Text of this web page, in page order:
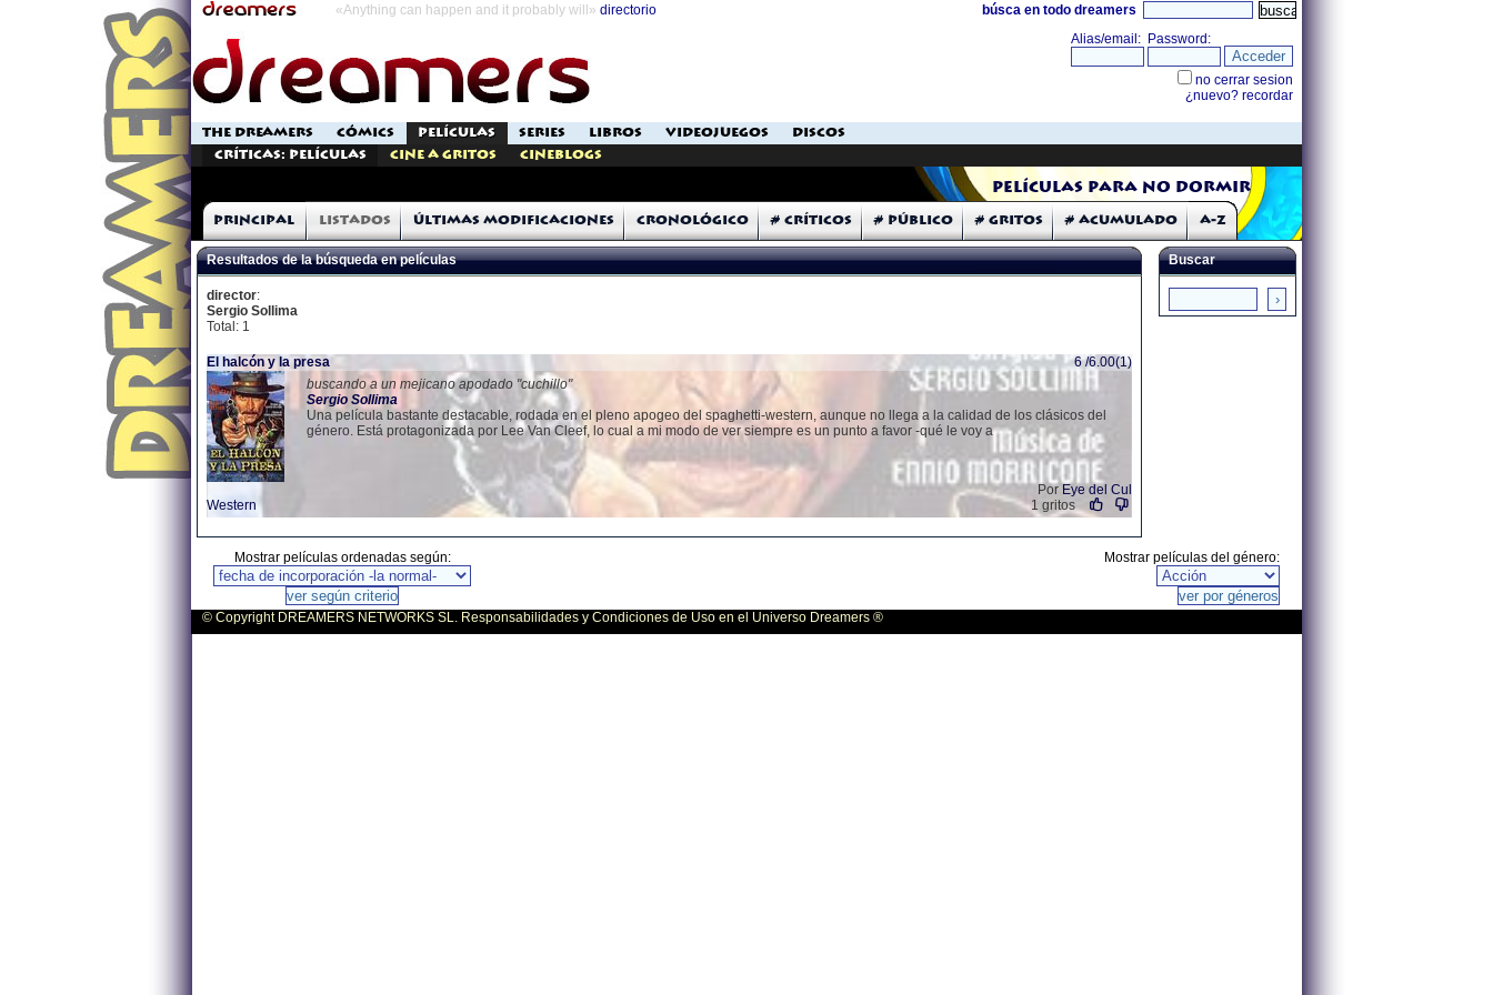
«Anything can happen and it probably will» directorio búsca en todo dreamers
THE DREAMERS CÓMICS PELÍCULAS SERIES LIBROS VIDEOJUEGOS
DISCOS
Críticas: Películas
Cine a Gritos Cineblogs
Películas para no dormir
Principal Listados Últimas modificaciones Cronológico # Críticos # Público # Gritos # Acumulado A-Z
Resultados de la búsqueda en películas
director:
Sergio Sollima
Total: 1
El halcón y la presa
6 /6.00(1)
buscando a un mejicano apodado "cuchillo"
Sergio Sollima
Una película bastante destacable, rodada en el pleno apogeo del spaghetti-western, aunque no llega a la calidad de los clásicos del
género. Está protagonizada por Lee Van Cleef, lo cual a mi modo de ver siempre es un punto a favor -qué le voy a
Por Eye del Cul
Western
1 gritos
Buscar
Mostrar películas ordenadas según: Mostrar películas del género:
© Copyright DREAMERS NETWORKS SL. Responsabilidades y Condiciones de Uso en el Universo Dreamers ®